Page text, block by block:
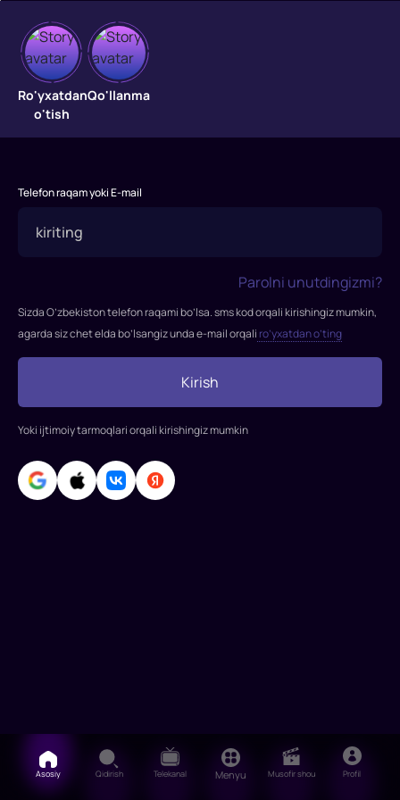
Tig'
ustida
yuguruvchilar
yuguruvchilar"
2020-
Rejissor:
Denis
Villeneuve
Rayan
Gosling,
Ford,
Ana
Ro'yxatdan
o'tish
Qo'llanma
Telefon raqam yoki E-mail
Parolni unutdingizmi?
Sizda O’zbekiston telefon raqami bo’lsa. sms kod orqali kirishingiz mumkin,
agarda siz chet elda bo’lsangiz unda e-mail orqali ro’yxatdan o’ting
Kirish
Yoki ijtimoiy tarmoqlari orqali kirishingiz mumkin
Asosiy Qidirish Telekanal Menyu Musofir shou Profil